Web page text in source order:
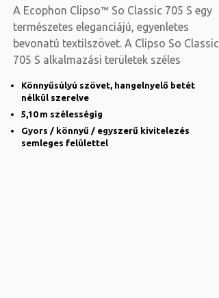
A Ecophon Clipso™ So Classic 705 S egy
természetes eleganciájú, egyenletes
bevonatú textilszövet. A Clipso So Classic
705 S alkalmazási területek széles
Könnyűsúlyú szövet, hangelnyelő betét
nélkül szerelve
5,10 m szélességig
Gyors / könnyű / egyszerű kivitelezés
semleges felülettel